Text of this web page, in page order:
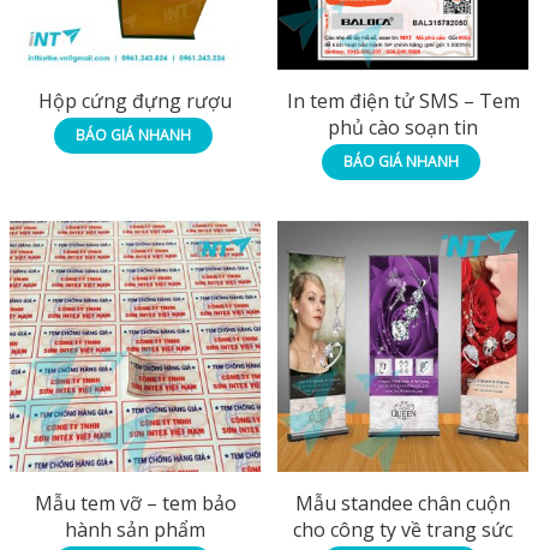
Hộp cứng đựng rượu
BÁO GIÁ NHANH
In tem điện tử SMS – Tem
phủ cào soạn tin
BÁO GIÁ NHANH
Mẫu tem vỡ – tem bảo
hành sản phẩm
Mẫu standee chân cuộn
cho công ty về trang sức